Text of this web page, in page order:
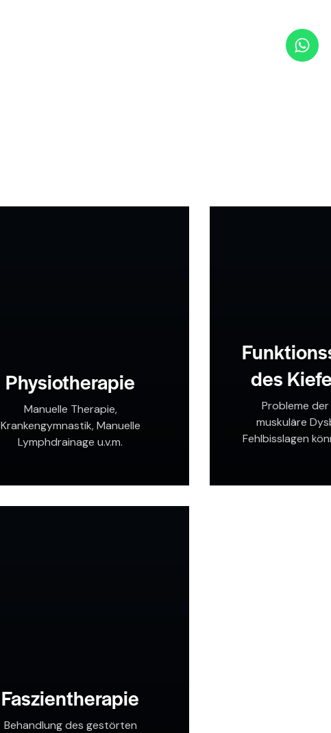
Physiotherapie
Manuelle Therapie,
Krankengymnastik, Manuelle
Lymphdrainage u.v.m.
des
Probleme
muskuläre
Fehlbisslagen
Faszientherapie
Behandlung des gestörten